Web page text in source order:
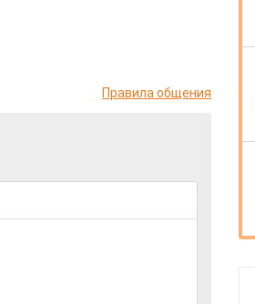
Правила общения